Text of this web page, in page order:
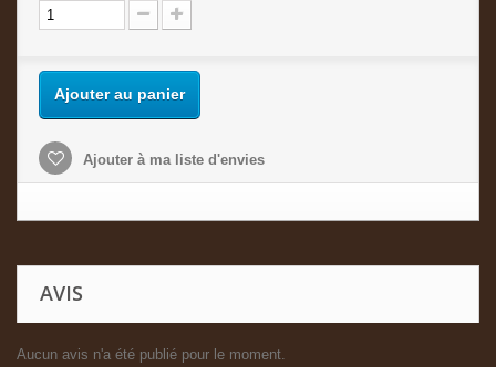
Ajouter au panier
Ajouter à ma liste d'envies
AVIS
Aucun avis n'a été publié pour le moment.